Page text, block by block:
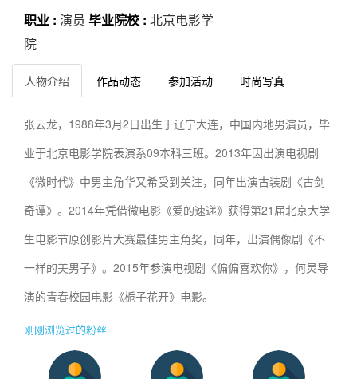
职业 : 演员 毕业院校 : 北京电影学
院
人物介绍 作品动态 参加活动 时尚写真
张云龙，1988年3月2日出生于辽宁大连，中国内地男演员，毕
业于北京电影学院表演系09本科三班。2013年因出演电视剧
《微时代》中男主角华又希受到关注，同年出演古装剧《古剑
奇谭》。2014年凭借微电影《爱的速递》获得第21届北京大学
生电影节原创影片大赛最佳男主角奖，同年，出演偶像剧《不
一样的美男子》。2015年参演电视剧《偏偏喜欢你》，何炅导
演的青春校园电影《栀子花开》电影。
刚刚浏览过的粉丝